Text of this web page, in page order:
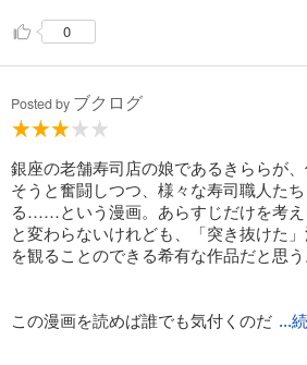
あらすじを表示する
528円 (税込)
完結
あらすじを表示する
0
Posted by ブクログ
銀座の老舗寿司店の娘であるきららが
そうと奮闘しつつ、様々な寿司職人た
る……という漫画。あらすじだけを考
と変わらないけれども、「突き抜けた
を観ることのできる希有な作品だと思う
この漫画を読めば誰でも気付くのだ ...